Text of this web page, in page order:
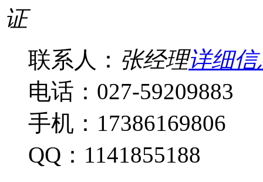
证
联系人： 张经理详细信
电话：027-59209883
手机：17386169806
QQ：1141855188